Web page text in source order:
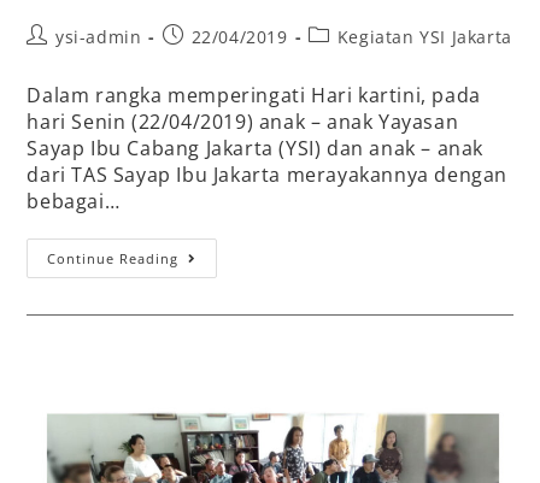
ysi-admin 22/04/2019 Kegiatan YSI Jakarta
Dalam rangka memperingati Hari kartini, pada
hari Senin (22/04/2019) anak – anak Yayasan
Sayap Ibu Cabang Jakarta (YSI) dan anak – anak
dari TAS Sayap Ibu Jakarta merayakannya dengan
bebagai…
Continue Reading